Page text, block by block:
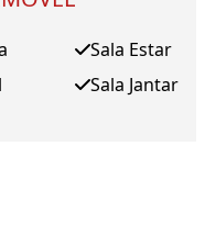
Sala Estar
Sala Jantar